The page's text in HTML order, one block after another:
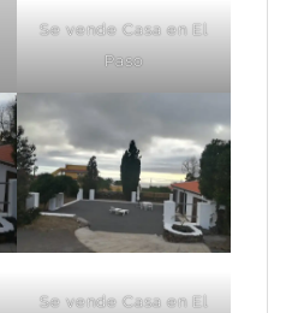
Se vende Casa en El
Paso
Se vende Casa en El